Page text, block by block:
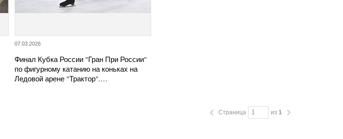
07.03.2026
Финал Кубка России "Гран При России"
по фигурному катанию на коньках на
Ледовой арене "Трактор".…
Страница из 1